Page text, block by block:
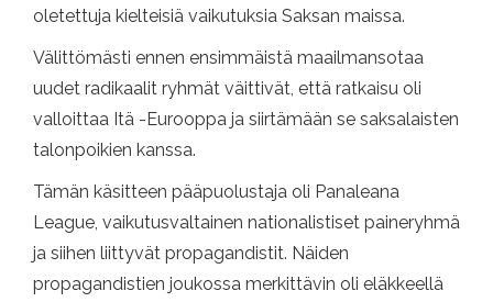
oletettuja kielteisiä vaikutuksia Saksan maissa.
Välittömästi ennen ensimmäistä maailmansotaa
uudet radikaalit ryhmät väittivät, että ratkaisu oli
valloittaa Itä -Eurooppa ja siirtämään se saksalaisten
talonpoikien kanssa.
Tämän käsitteen pääpuolustaja oli Panaleana
League, vaikutusvaltainen nationalistiset paineryhmä
ja siihen liittyvät propagandistit. Näiden
propagandistien joukossa merkittävin oli eläkkeellä